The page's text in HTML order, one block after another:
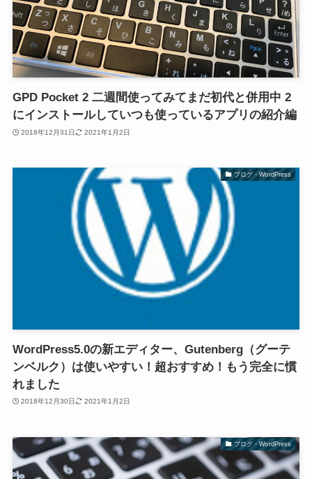
GPD Pocket 2 二週間使ってみてまだ初代と併用中 2
にインストールしていつも使っているアプリの紹介編
2018年12月31日 2021年1月2日
ブログ・WordPress
WordPress5.0の新エディター、Gutenberg（グーテ
ンベルク）は使いやすい！超おすすめ！もう完全に慣
れました
2018年12月30日 2021年1月2日
ブログ・WordPress